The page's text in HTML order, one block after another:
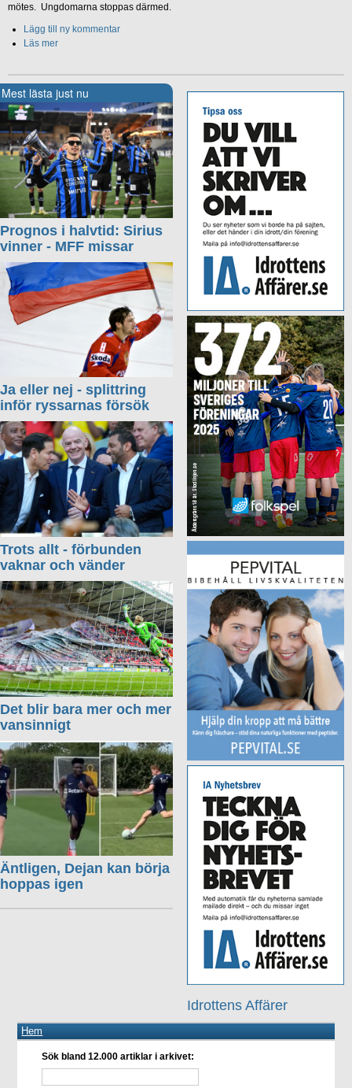
mötes. Ungdomarna stoppas därmed.
Lägg till ny kommentar
Läs mer
Idrottens Affärer
Mest lästa just nu
Prognos i halvtid: Sirius
vinner - MFF missar
Ja eller nej - splittring
inför ryssarnas försök
Trots allt - förbunden
vaknar och vänder
Det blir bara mer och mer
vansinnigt
Äntligen, Dejan kan börja
hoppas igen
Hem
Sök bland 12.000 artiklar i arkivet: